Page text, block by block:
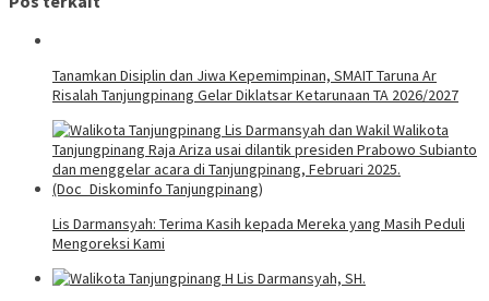
Tanamkan Disiplin dan Jiwa Kepemimpinan, SMAIT Taruna Ar
Risalah Tanjungpinang Gelar Diklatsar Ketarunaan TA 2026/2027
Lis Darmansyah: Terima Kasih kepada Mereka yang Masih Peduli
Mengoreksi Kami